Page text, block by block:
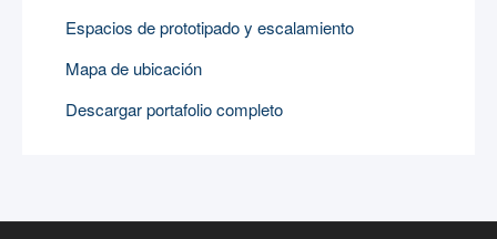
Espacios de prototipado y escalamiento
Mapa de ubicación
Descargar portafolio completo